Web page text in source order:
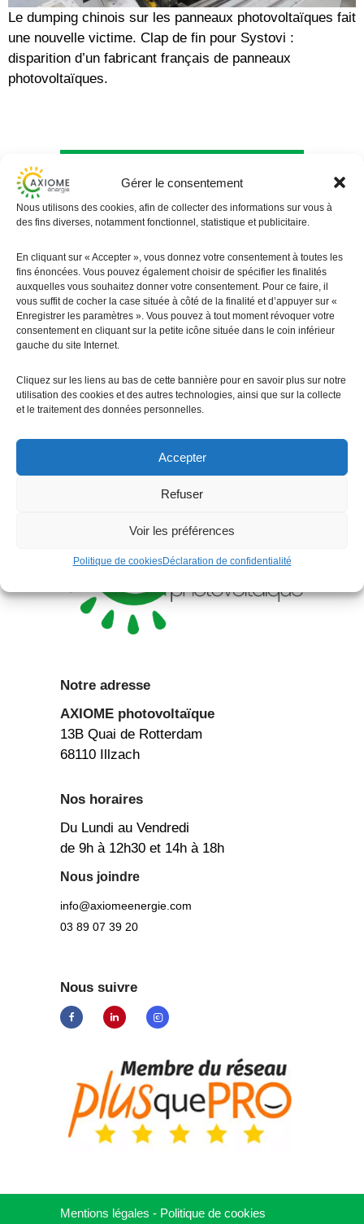
Gérer le consentement
Nous utilisons des cookies, afin de collecter des informations sur vous à
des fins diverses, notamment fonctionnel, statistique et publicitaire.
En cliquant sur « Accepter », vous donnez votre consentement à toutes les
fins énoncées. Vous pouvez également choisir de spécifier les finalités
auxquelles vous souhaitez donner votre consentement. Pour ce faire, il
vous suffit de cocher la case située à côté de la finalité et d’appuyer sur «
Enregistrer les paramètres ». Vous pouvez à tout moment révoquer votre
consentement en cliquant sur la petite icône située dans le coin inférieur
gauche du site Internet.
Cliquez sur les liens au bas de cette bannière pour en savoir plus sur notre
utilisation des cookies et des autres technologies, ainsi que sur la collecte
et le traitement des données personnelles.
Accepter
Refuser
Voir les préférences
Politique de cookiesDéclaration de confidentialité
Le dumping chinois sur les panneaux photovoltaïques fait
une nouvelle victime. Clap de fin pour Systovi :
disparition d’un fabricant français de panneaux
photovoltaïques.
Je simule ma centrale
solaire photovoltaïque
photovoltaïque à Aspach
Simulateur
03 89 07 39 20
Notre adresse
AXIOME photovoltaïque
13B Quai de Rotterdam
68110 Illzach
Nos horaires
Du Lundi au Vendredi
de 9h à 12h30 et 14h à 18h
Nous joindre
info@axiomeenergie.com
03 89 07 39 20
Nous suivre
Mentions légales - Politique de cookies